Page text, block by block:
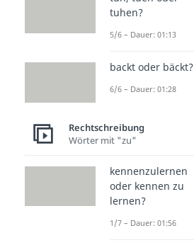
tuhen?
5/6 – Dauer: 01:13
backt oder bäckt?
6/6 – Dauer: 01:28
Rechtschreibung
Wörter mit "zu"
kennenzulernen
oder kennen zu
lernen?
1/7 – Dauer: 01:56